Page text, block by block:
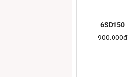
6SD150
900.000đ